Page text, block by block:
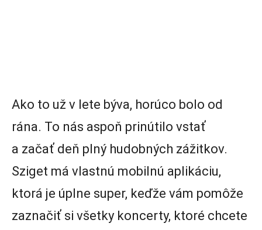
Ako to už v lete býva, horúco bolo od
rána. To nás aspoň prinútilo vstať
a začať deň plný hudobných zážitkov.
Sziget má vlastnú mobilnú aplikáciu,
ktorá je úplne super, keďže vám pomôže
zaznačiť si všetky koncerty, ktoré chcete